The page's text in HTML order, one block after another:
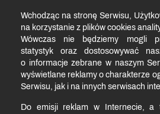
Wchodząc na stronę Serwisu,
na korzystanie z plików cookies
Wówczas nie będziemy mogli
statystyk oraz dostosowywać
o informacje zebrane w naszym
wyświetlane reklamy o charakterze
Serwisu, jak i na innych serwisach
Do emisji reklam w Internecie, a